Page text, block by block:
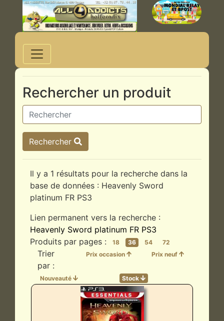
Rechercher un produit
Rechercher
Il y a 1 résultats pour la recherche dans la
base de données : Heavenly Sword
platinum FR PS3
Lien permanent vers la recherche :
Heavenly Sword platinum FR PS3
Produits par pages :
18 36 54 72
Trier
par :
Prix occasion Prix neuf
Nouveauté Stock